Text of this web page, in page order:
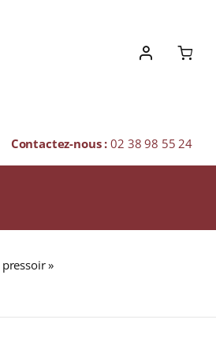
Contactez-nous :02 38 98 55 24
»